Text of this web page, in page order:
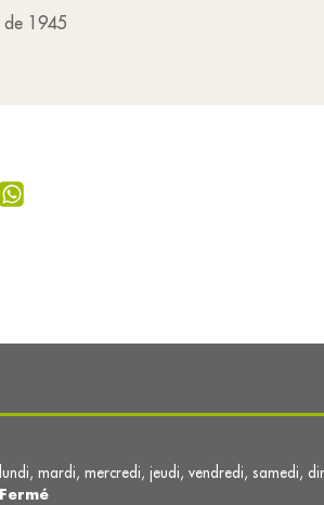
de 1945
lundi, mardi, mercredi, jeudi, vendredi, samedi,
Fermé